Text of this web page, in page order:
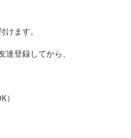
けます。
達登録してから、
）